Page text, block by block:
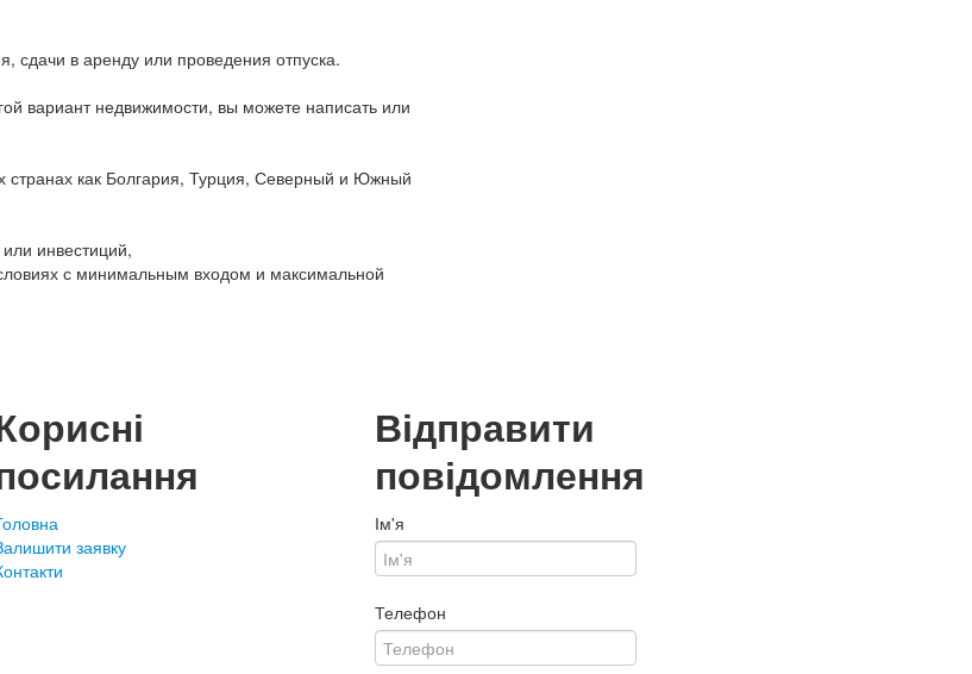
сдачи в аренду или проведения отпуска.
вариант недвижимости, вы можете написать или
странах как Болгария, Турция, Северный и Южный
инвестиций,
с минимальным входом и максимальной
заявку
Відправити
повідомлення
Ім'я
Телефон